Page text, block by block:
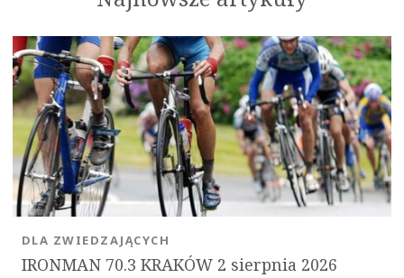
IRONMAN 70.3 KRAKÓW 2 sierpnia 2026
DLA ZWIEDZAJĄCYCH